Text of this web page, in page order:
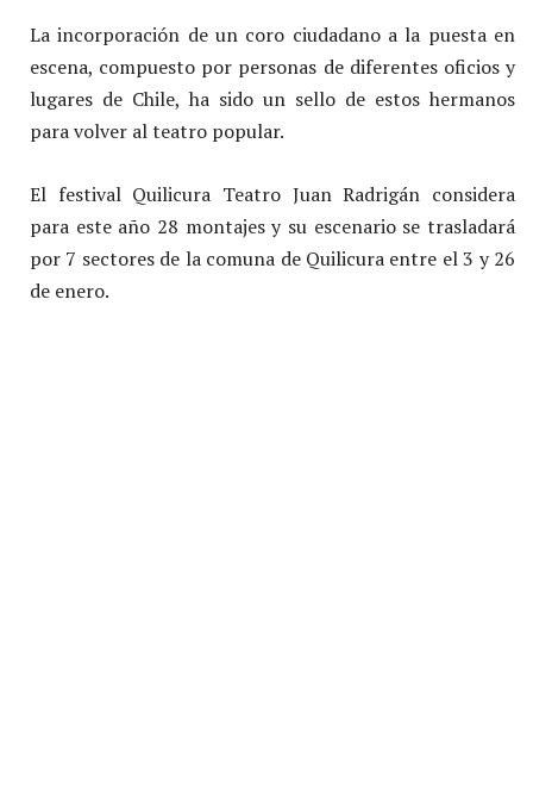
La incorporación de un coro ciudadano a la puesta en
escena, compuesto por personas de diferentes oficios y
lugares de Chile, ha sido un sello de estos hermanos
para volver al teatro popular.
El festival Quilicura Teatro Juan Radrigán considera
para este año 28 montajes y su escenario se trasladará
por 7 sectores de la comuna de Quilicura entre el 3 y 26
de enero.